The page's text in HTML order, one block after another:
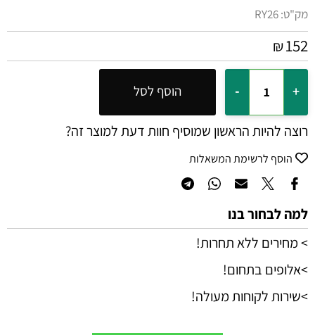
מק"ט:RY26
₪152
הוסף לסל
רוצה להיות הראשון שמוסיף חוות דעת למוצר זה?
הוסף לרשימת המשאלות
למה לבחור בנו
> מחירים ללא תחרות!
>אלופים בתחום!
>שירות לקוחות מעולה!